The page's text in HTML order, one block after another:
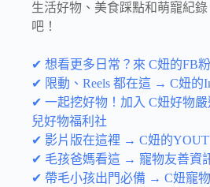
生活好物、美食踩點和萌寵紀
吧！
✔ 想看更多日常？來 C妞的FB粉
✔ 限動、Reels 都在這 → C妞的
✔ 一起挖好物！加入 C妞好物嚴
兒好物福利社
✔ 影片版在這裡 → C妞的
✔ 毛孩爸媽看這 → 寵物友善資
✔ 帶毛小孩出門必備 → C妞寵